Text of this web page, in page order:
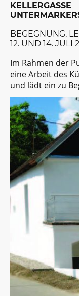
KELLERGASSE
BEGEGNUNG,
12. UND 14. JULI
Im Rahmen der
eine Arbeit des
und lädt ein zu